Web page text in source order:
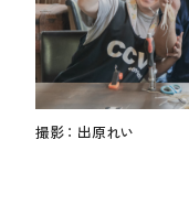
撮影：出原れい